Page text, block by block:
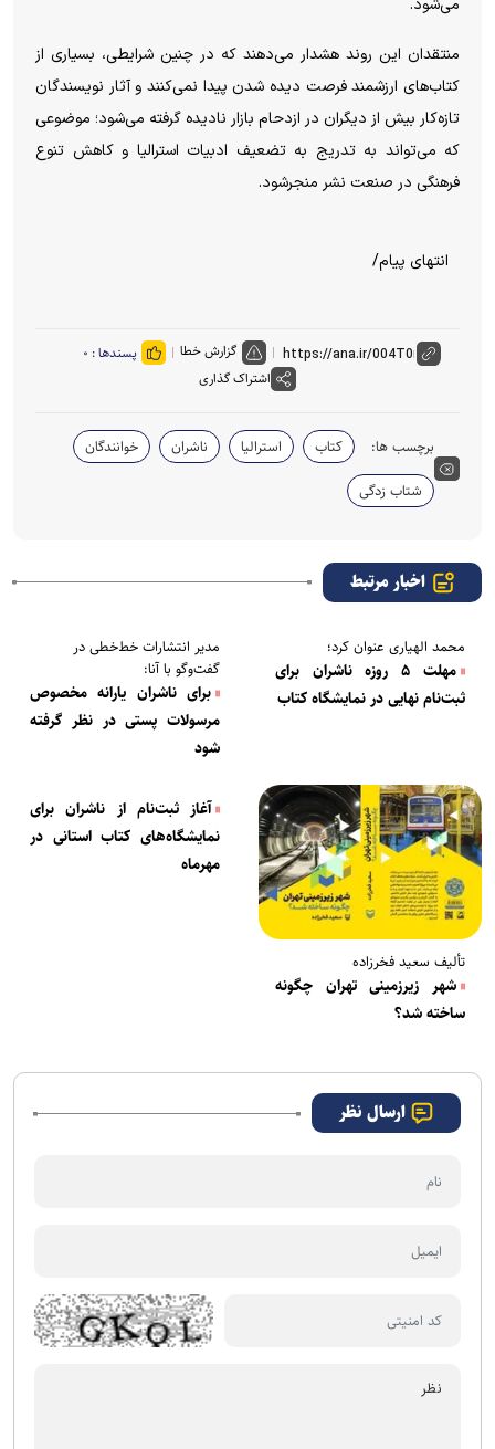
می‌شود.
منتقدان این روند هشدار می‌دهند که در چنین شرایطی، بسیاری از
کتاب‌های ارزشمند فرصت دیده شدن پیدا نمی‌کنند و آثار نویسندگان
تازه‌کار بیش از دیگران در ازدحام بازار نادیده گرفته می‌شود؛ موضوعی
که می‌تواند به تدریج به تضعیف ادبیات استرالیا و کاهش تنوع
فرهنگی در صنعت نشر منجرشود.
انتهای پیام/
گزارش خطا پسندها : ۰
اشتراک گذاری
برچسب ها: کتاب استرالیا ناشران
خوانندگان
شتاب زدگی
اخبار مرتبط
محمد الهیاری عنوان کرد؛
مهلت ۵ روزه ناشران برای
ثبت‌نام نهایی در نمایشگاه کتاب
مدیر انتشارات خط‌خطی در
گفت‌وگو با آنا:
برای ناشران یارانه‌ مخصوص
مرسولات پستی در نظر گرفته
شود
تألیف سعید فخرزاده
شهر زیرزمینی تهران چگونه
ساخته شد؟
آغاز ثبت‌نام از ناشران برای
نمایشگاه‌های کتاب استانی در
مهرماه
ارسال نظر